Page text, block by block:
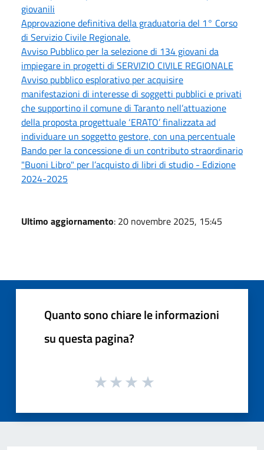
giovanili
Approvazione definitiva della graduatoria del 1° Corso
di Servizio Civile Regionale.
Avviso Pubblico per la selezione di 134 giovani da
impiegare in progetti di SERVIZIO CIVILE REGIONALE
Avviso pubblico esplorativo per acquisire
manifestazioni di interesse di soggetti pubblici e privati
che supportino il comune di Taranto nell’attuazione
della proposta progettuale ‘ERATO’ finalizzata ad
individuare un soggetto gestore, con una percentuale
Bando per la concessione di un contributo straordinario
"Buoni Libro" per l’acquisto di libri di studio - Edizione
2024-2025
Ultimo aggiornamento: 20 novembre 2025, 15:45
Quanto sono chiare le informazioni
su questa pagina?